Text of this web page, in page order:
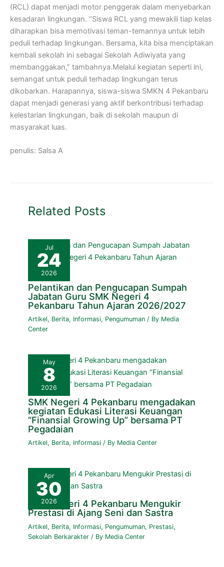
(RCL) dapat menjadi motor penggerak dalam menyebarkan
kesadaran lingkungan. “Siswa RCL yang mewakili tiap kelas
diharapkan bisa memotivasi teman-temannya untuk lebih
peduli terhadap lingkungan. Bersama, kita bisa menciptakan
kembali sekolah ini sebagai Sekolah Adiwiyata yang
membanggakan,” tambahnya.Melalui kegiatan seperti ini,
semangat untuk peduli terhadap lingkungan terus
dikobarkan. Harapannya, siswa-siswa SMKN 4 Pekanbaru
dapat menjadi generasi yang aktif berkontribusi terhadap
kelestarian lingkungan, baik di sekolah maupun di
masyarakat luas.
penulis: Salsa A
Related Posts
Jul
24
2026
Pelantikan dan Pengucapan Sumpah
Jabatan Guru SMK Negeri 4
Pekanbaru Tahun Ajaran 2026/2027
Artikel, Berita, Informasi, Pengumuman / By Media
Center
May
8
2026
SMK Negeri 4 Pekanbaru mengadakan
kegiatan Edukasi Literasi Keuangan
“Finansial Growing Up” bersama PT
Pegadaian
Artikel, Berita, Informasi / By Media Center
Apr
30
2026
SMK Negeri 4 Pekanbaru Mengukir
Prestasi di Ajang Seni dan Sastra
Artikel, Berita, Informasi, Pengumuman, Prestasi,
Sekolah Berkarakter / By Media Center